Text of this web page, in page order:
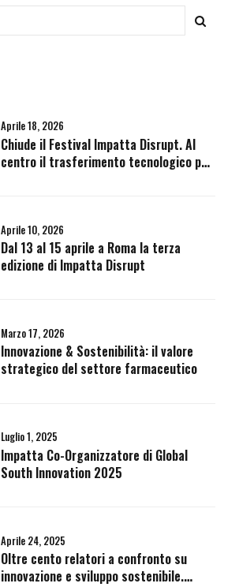
Aprile 18, 2026
Chiude il Festival Impatta Disrupt. Al
centro il trasferimento tecnologico per
Aprile 10, 2026
Dal 13 al 15 aprile a Roma la terza
edizione di Impatta Disrupt
Marzo 17, 2026
Innovazione & Sostenibilità: il valore
strategico del settore farmaceutico
Luglio 1, 2025
Impatta Co-Organizzatore di Global
South Innovation 2025
Aprile 24, 2025
Oltre cento relatori a confronto su
innovazione e sviluppo sostenibile.